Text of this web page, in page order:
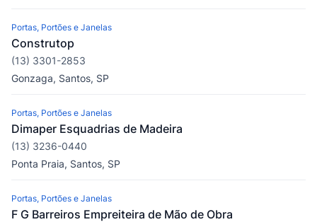
Portas, Portões e Janelas
Construtop
(13) 3301-2853
Gonzaga, Santos, SP
Portas, Portões e Janelas
Dimaper Esquadrias de Madeira
(13) 3236-0440
Ponta Praia, Santos, SP
Portas, Portões e Janelas
F G Barreiros Empreiteira de Mão de Obra